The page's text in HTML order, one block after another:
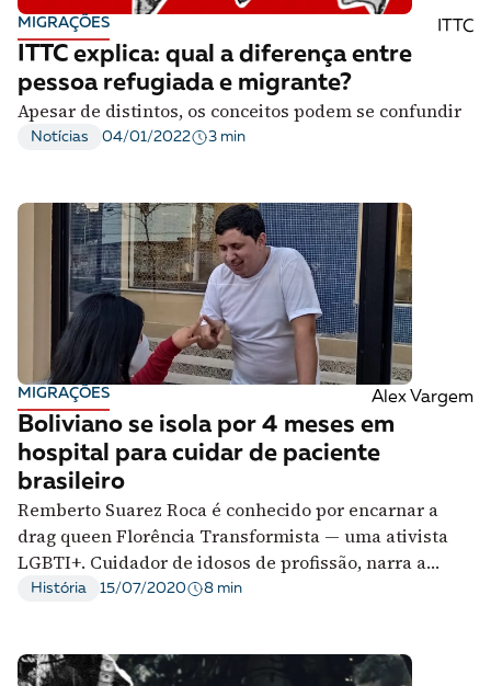
MIGRAÇÕES ITTC
ITTC explica: qual a diferença entre
pessoa refugiada e migrante?
Apesar de distintos, os conceitos podem se confundir
Notícias 04/01/2022 3 min
MIGRAÇÕES Alex Vargem
Boliviano se isola por 4 meses em
hospital para cuidar de paciente
brasileiro
Remberto Suarez Roca é conhecido por encarnar a
drag queen Florência Transformista — uma ativista
LGBTI+. Cuidador de idosos de profissão, narra a
rotina do confinamento
História 15/07/2020 8 min